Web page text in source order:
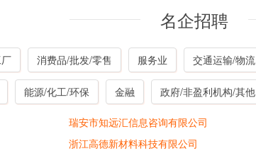
名企招聘
消费品/批发/零售 服务业 交通运输/物流
能源/化工/环保 金融 政府/非盈利机构/其他
瑞安市知远汇信息咨询有限公司
浙江高德新材料科技有限公司